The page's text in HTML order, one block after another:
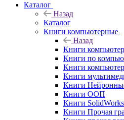
Каталог
Назад
Каталог
Книги компьютерные
Назад
Книги
Книги по
Книги
Книги
Книги
Книги ООП
Книги SolidWorks
Книги Прочая